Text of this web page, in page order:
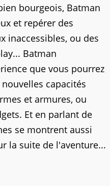
bourgeois, Batman
et repérer des
inaccessibles, ou des
Batman
que vous pourrez
capacités
et armures, ou
Et en parlant de
se montrent aussi
la suite de l'aventure...